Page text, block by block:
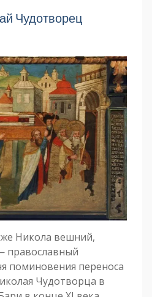
Чудотворец
Никола вешний,
православный
поминовения переноса
Чудотворца в